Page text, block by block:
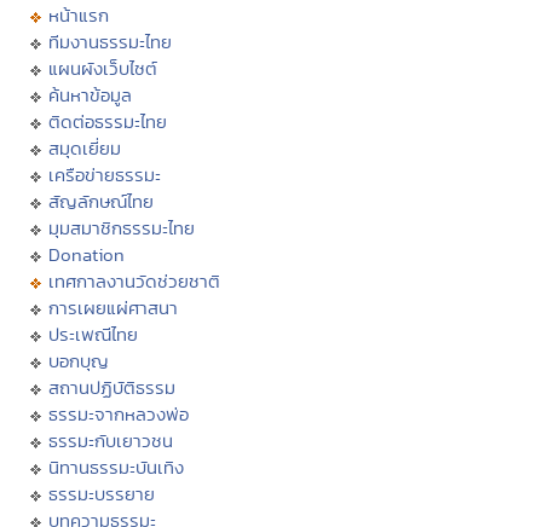
หน้าแรก
ทีมงานธรรมะไทย
แผนผังเว็บไซต์
ค้นหาข้อมูล
ติดต่อธรรมะไทย
สมุดเยี่ยม
เครือข่ายธรรมะ
สัญลักษณ์ไทย
มุมสมาชิกธรรมะไทย
Donation
เทศกาลงานวัดช่วยชาติ
การเผยแผ่ศาสนา
ประเพณีไทย
บอกบุญ
สถานปฏิบัติธรรม
ธรรมะจากหลวงพ่อ
ธรรมะกับเยาวชน
นิทานธรรมะบันเทิง
ธรรมะบรรยาย
บทความธรรมะ